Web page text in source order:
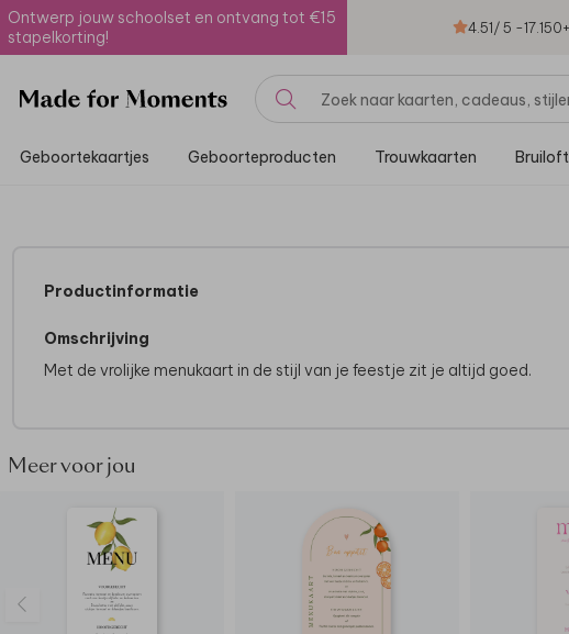
Ontwerp jouw schoolset en ontvang tot €15
stapelkorting!
4.51/ 5 -17.150
Geboortekaartjes Geboorteproducten Trouwkaarten
Productinformatie
Omschrijving
Met de vrolijke menukaart in de stijl van je feestje zit je altijd goed.
Meer voor jou